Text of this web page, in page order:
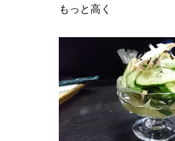
もっと高く